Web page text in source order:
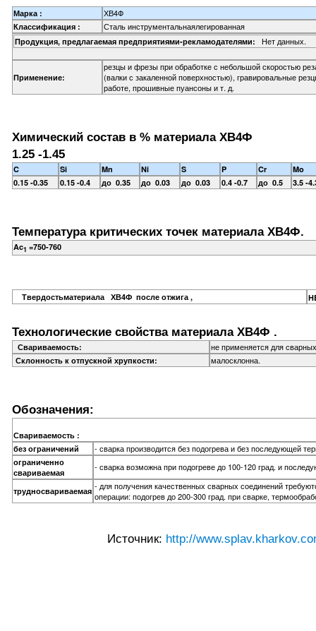
Марка : ХВ4Ф
Классификация : Сталь инструментальнаялегированная
Продукция, предлагаемая предприятиями-рекламодателями: Нет данных.
Применение:
резцы и фрезы при обработке с небольшой скоростью
(валки с закаленной поверхностью), гравировальные
работе, прошивные пуансоны и т. д.
Химический состав в % материала ХВ4Ф
1.25 -1.45
C Si Mn Ni S P Cr
Mo
0.15 -0.35
0.15 -0.4 до 0.35 до 0.03 до 0.03 0.4 -0.7 до 0.5 3.5 -
Температура критических точек материала ХВ4Ф.
Ac1 =750-760
Твердостьматериала ХВ4Ф после отжига ,
Технологические свойства материала ХВ4Ф .
Свариваемость: не применяется для
Склонность к отпускной хрупкости: малосклонна.
Обозначения:
Свариваемость :
без ограничений
- сварка производится без подогрева и без последующей
ограниченно
свариваемая
- сварка возможна при подогреве до 100-120 град. и
трудносвариваемая - для получения качественных сварных соединений
операции: подогрев до 200-300 град. при сварке,
Источник: http://